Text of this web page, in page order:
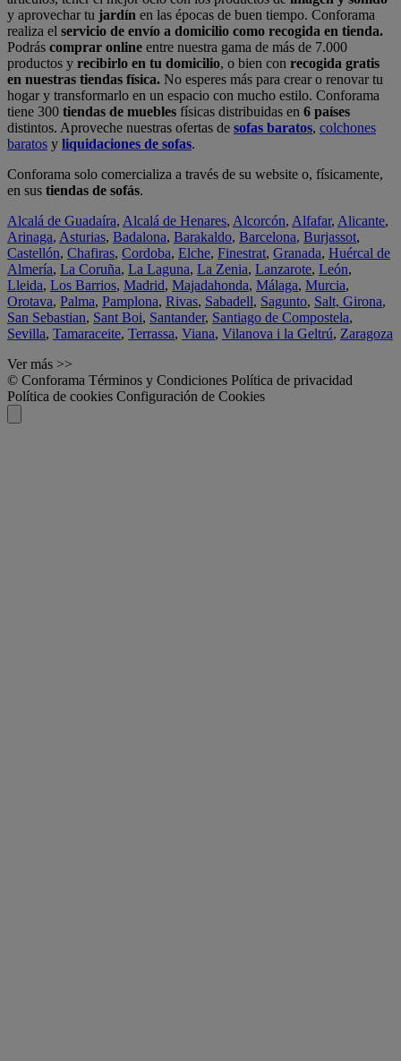
y aprovechar tu jardín en las épocas de buen tiempo. Conforama
realiza el servicio de envío a domicilio como recogida en tienda.
Podrás comprar online entre nuestra gama de más de 7.000
productos y recibirlo en tu domicilio, o bien con recogida gratis
en nuestras tiendas física. No esperes más para crear o renovar tu
hogar y transformarlo en un espacio con mucho estilo. Conforama
tiene 300 tiendas de muebles físicas distribuidas en 6 países
distintos. Aproveche nuestras ofertas de sofas baratos, colchones
baratos y liquidaciones de sofas.
Conforama solo comercializa a través de su website o, físicamente,
en sus tiendas de sofás.
Alcalá de Guadaíra, Alcalá de Henares, Alcorcón, Alfafar, Alicante,
Arinaga, Asturias, Badalona, Barakaldo, Barcelona, Burjassot,
Castellón, Chafiras, Cordoba, Elche, Finestrat, Granada, Huércal de
Almería, La Coruña, La Laguna, La Zenia, Lanzarote, León,
Lleida, Los Barrios, Madrid, Majadahonda, Málaga, Murcia,
Orotava, Palma, Pamplona, Rivas, Sabadell, Sagunto, Salt, Girona,
San Sebastian, Sant Boi, Santander, Santiago de Compostela,
Sevilla, Tamaraceite, Terrassa, Viana, Vilanova i la Geltrú, Zaragoza
Ver más >>
© Conforama Términos y Condiciones Política de privacidad
Política de cookies Configuración de Cookies